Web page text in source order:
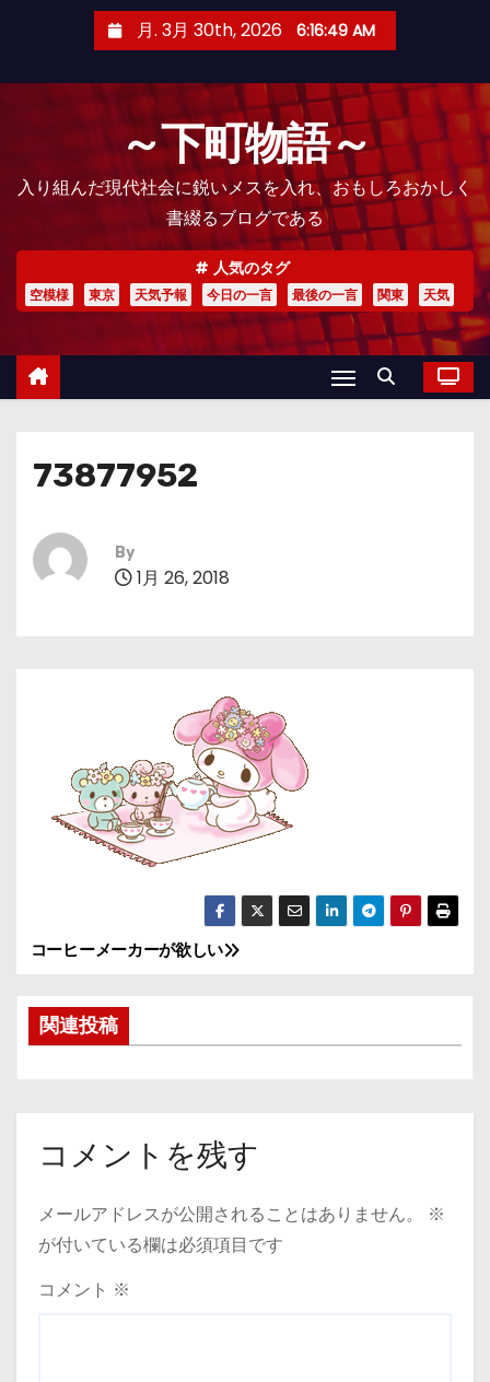
月. 3月 30th, 2026 6:16:51 AM
～下町物語～
入り組んだ現代社会に鋭いメスを入れ、おもしろおかしく
書綴るブログである
人気のタグ
空模様 東京 天気予報 今日の一言 最後の一言 関東 天気
73877952
By
1月 26, 2018
投
稿
ナ
ゲ
シ
ョ
コーヒーメーカーが欲しい
関連投稿
コメントを残す
メールアドレスが公開されることはありません。
※
が付いている欄は必須項目です
コメント ※